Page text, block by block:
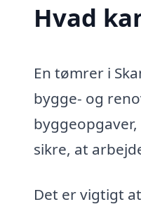
Hvad
En tømrer i
bygge- og
sikre, at
Det er vigtigt